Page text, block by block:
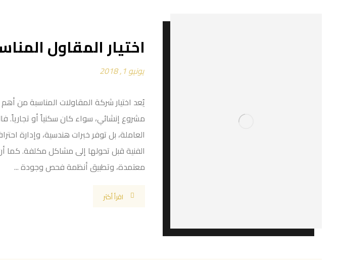
اختيار المقاول
يونيو 1, 2018
يُعد اختيار شركة المقاولات المناسبة من
مشروع إنشائي، سواء كان سكنياً أو
العاملة، بل توفر خبرات هندسية، وإدارة
الفنية قبل تحولها إلى مشاكل مكلفة.
معتمدة، وتطبيق أنظمة فحص وجودة ...
اقرأ أكثر